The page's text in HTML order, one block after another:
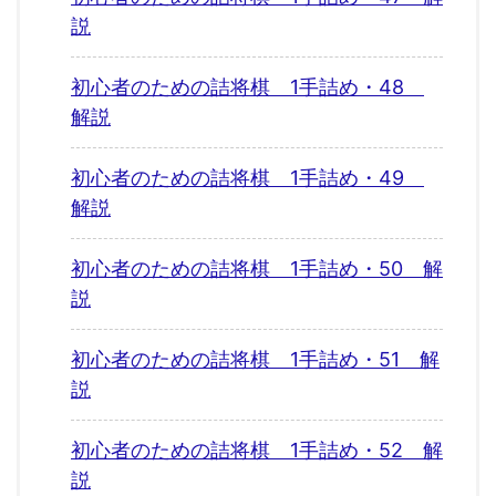
説
初心者のための詰将棋 1手詰め・48
解説
初心者のための詰将棋 1手詰め・49
解説
初心者のための詰将棋 1手詰め・50 解
説
初心者のための詰将棋 1手詰め・51 解
説
初心者のための詰将棋 1手詰め・52 解
説